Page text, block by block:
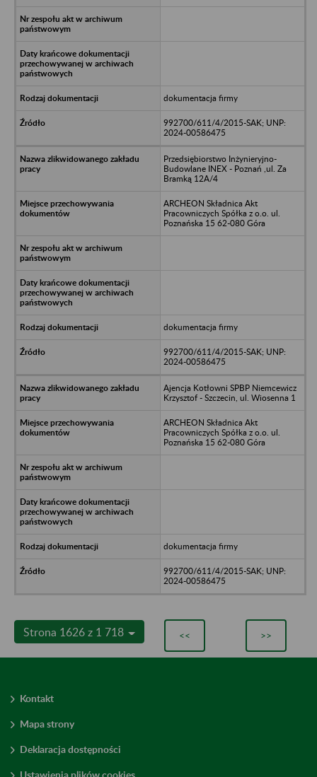
dokumentacja firmy
992700/611/4/2015-SAK; UNP:
2024-00586475
Przedsiębiorstwo Inżynieryjno-
Budowlane INEX - Poznań ,ul. Za
Bramką 12A/4
ARCHEON Składnica Akt
Pracowniczych Spółka z o.o. ul.
Poznańska 15 62-080 Góra
dokumentacja firmy
992700/611/4/2015-SAK; UNP:
2024-00586475
Ajencja Kotłowni SPBP Niemcewicz
Krzysztof - Szczecin, ul. Wiosenna 1
ARCHEON Składnica Akt
Pracowniczych Spółka z o.o. ul.
Poznańska 15 62-080 Góra
dokumentacja firmy
992700/611/4/2015-SAK; UNP:
2024-00586475
Strona 1626 z 1 718 << >>
Kontakt
Mapa strony
Deklaracja dostępności
Ustawienia plików cookies